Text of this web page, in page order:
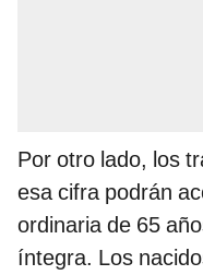
Por otro lado, los
esa cifra podrán
ordinaria de 65
íntegra. Los